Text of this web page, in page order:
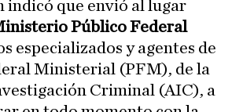
indicó que envió al lugar
Público Federal
especializados y agentes de
Ministerial (PFM), de la
Criminal (AIC), a